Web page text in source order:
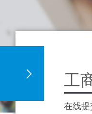
工
在线